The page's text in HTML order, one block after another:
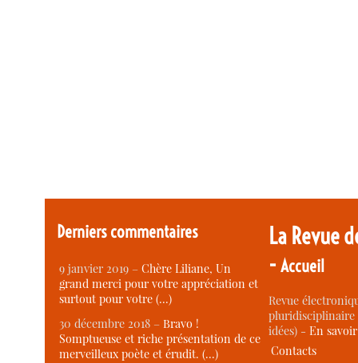
Derniers commentaires
9 janvier 2019 –Chère Liliane, Un
grand merci pour votre appréciation et
surtout pour votre (…)
30 décembre 2018 –Bravo !
Somptueuse et riche présentation de ce
merveilleux poète et érudit. (…)
La Revue
-Accueil
Revue
idées) -En
Contacts